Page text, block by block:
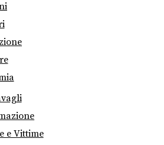
e Vittime